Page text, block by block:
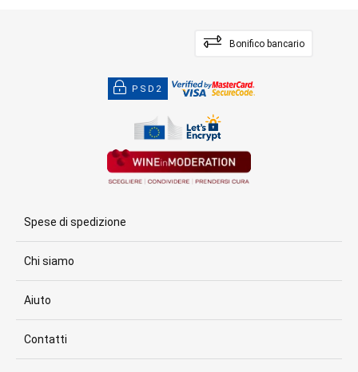
Bonifico bancario
PSD2
Spese di spedizione
Chi siamo
Aiuto
Contatti